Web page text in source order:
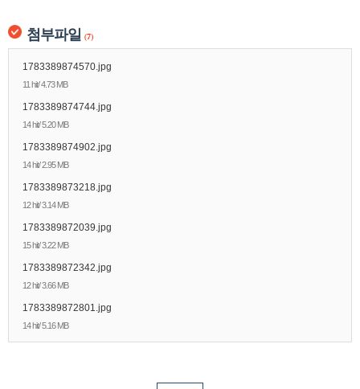
첨부파일 (7)
1783389874570.jpg
11 hit/ 4.73 MB
1783389874744.jpg
14 hit/ 5.20 MB
1783389874902.jpg
14 hit/ 2.95 MB
1783389873218.jpg
12 hit/ 3.14 MB
1783389872039.jpg
15 hit/ 3.22 MB
1783389872342.jpg
12 hit/ 3.66 MB
1783389872801.jpg
14 hit/ 5.16 MB